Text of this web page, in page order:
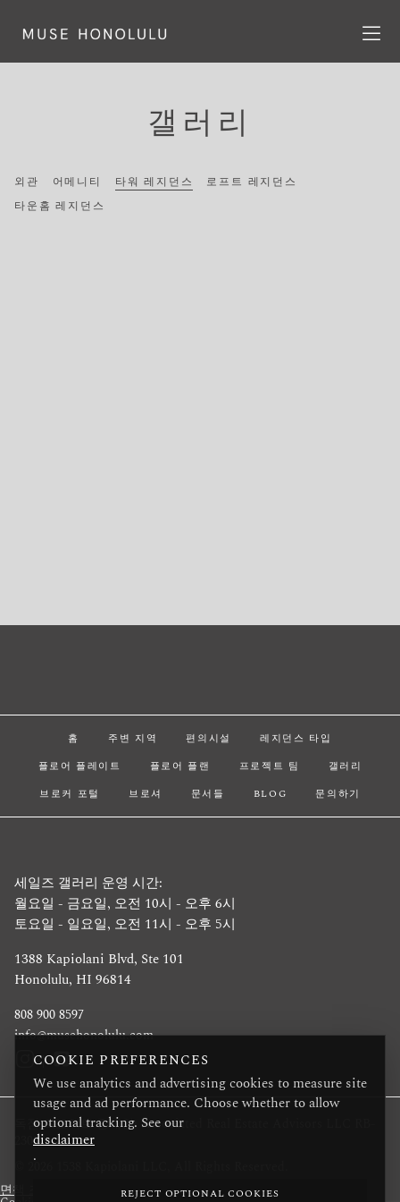
갤러리
외관 어메니티 타워 레지던스
로프트 레지던스
타운홈 레지던스
홈 주변 지역 편의시설
레지던스 타입
플로어 플레이트
플로어 플랜 프로젝트 팀
갤러리
브로커 포털
브로셔 문서들 BLOG 문의하기
세일즈 갤러리 운영 시간:
월요일 - 금요일, 오전 10시 - 오후 6시
토요일 - 일요일, 오전 11시 - 오후 5시
1388 Kapiolani Blvd, Ste 101
Honolulu, HI 96814
808 900 8597
info@musehonolulu.com
독점 프로젝트 중개인: Associated Real Estate Advisors LLC RB-
23032
면책 조항
COOKIE PREFERENCES
We use analytics and advertising cookies to measure site
usage and ad performance. Choose whether to allow
optional tracking. See our
disclaimer
.
REJECT OPTIONAL COOKIES